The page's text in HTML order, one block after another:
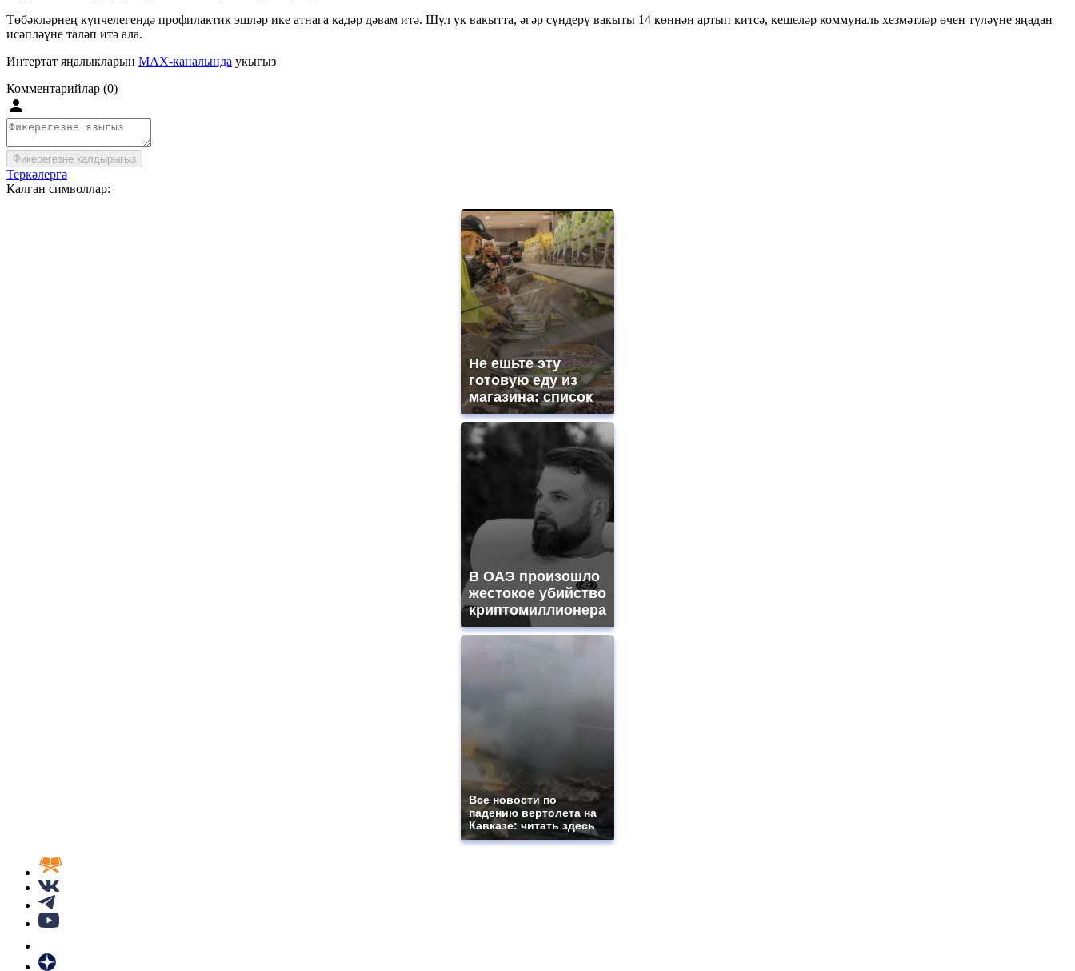
Төбәкләрнең күпчелегендә профилактик эшләр ике атнага кадәр дәвам итә. Шул ук вакытта, әгәр сүндерү вакыты 14 көннән артып китсә, кешеләр коммуналь хезмәтләр өчен түләүне яңадан
исәпләүне таләп итә ала.
Интертат яңалыкларын MAX-каналында укыгыз
Комментарийлар (0)
Фикерегезне калдырыгыз
Теркәлергә
Калган символлар:
Не ешьте эту
готовую еду из
магазина: список
В ОАЭ произошло
жестокое убийство
криптомиллионера
Все новости по
падению вертолета на
Кавказе: читать здесь